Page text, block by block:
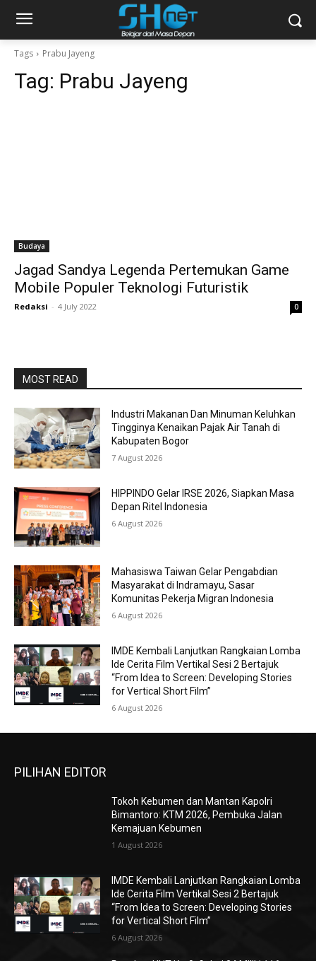
Tags Prabu Jayeng
Tag: Prabu Jayeng
Budaya
Jagad Sandya Legenda Pertemukan Game
Mobile Populer Teknologi Futuristik
Redaksi - 4 July 2022 0
MOST READ
Industri Makanan Dan Minuman Keluhkan
Tingginya Kenaikan Pajak Air Tanah di
Kabupaten Bogor
7 August 2026
HIPPINDO Gelar IRSE 2026, Siapkan Masa
Depan Ritel Indonesia
6 August 2026
Mahasiswa Taiwan Gelar Pengabdian
Masyarakat di Indramayu, Sasar
Komunitas Pekerja Migran Indonesia
6 August 2026
IMDE Kembali Lanjutkan Rangkaian Lomba
Ide Cerita Film Vertikal Sesi 2 Bertajuk
“From Idea to Screen: Developing Stories
for Vertical Short Film”
6 August 2026
PILIHAN EDITOR
Tokoh Kebumen dan Mantan Kapolri
Bimantoro: KTM 2026, Pembuka Jalan
Kemajuan Kebumen
1 August 2026
IMDE Kembali Lanjutkan Rangkaian Lomba
Ide Cerita Film Vertikal Sesi 2 Bertajuk
“From Idea to Screen: Developing Stories
for Vertical Short Film”
6 August 2026